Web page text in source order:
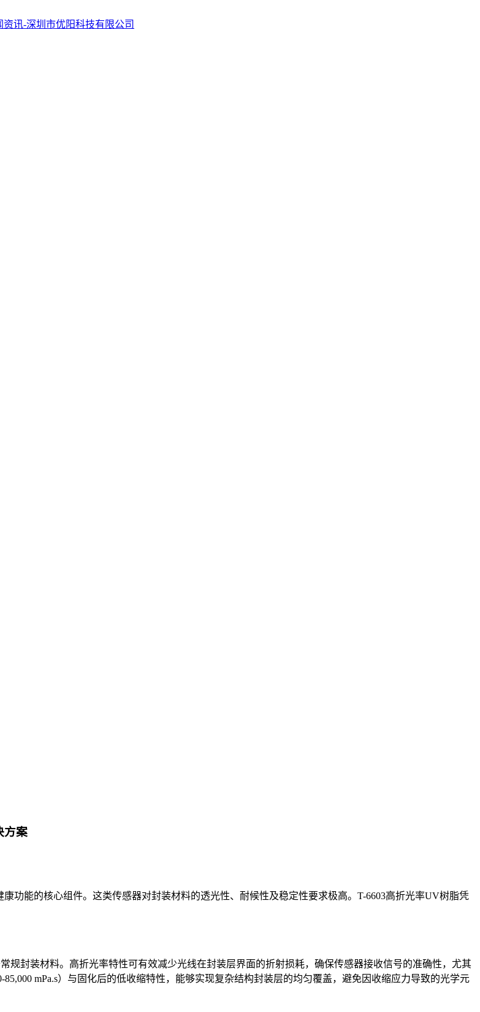
方案
功能的核心组件。这类传感器对封装材料的透光性、耐候性及稳定性要求极高。 T-6603高折光率UV树脂凭
规封装材料。高折光率特性可有效减少光线在封装层界面的折射损耗，确保传感器接收信号的准确性，尤其
mPa.s）与固化后的低收缩特性，能够实现复杂结构封装层的均匀覆盖，避免因收缩应力导致的光学元